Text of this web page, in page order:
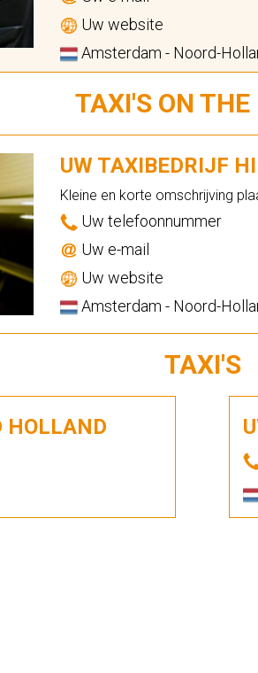
Uw website
Amsterdam - Noord-
TAXI'S ON THE
UW TAXIBEDRIJF
Kleine en korte omschrijving
Uw telefoonnummer
Uw e-mail
Uw website
Amsterdam - Noord-
TAXI'S
HOLLAND